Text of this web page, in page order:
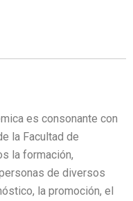
es consonante con
la Facultad de
la formación,
de diversos
la promoción, el